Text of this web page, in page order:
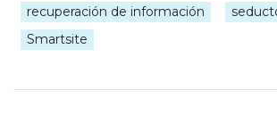
recuperación de información
Smartsite